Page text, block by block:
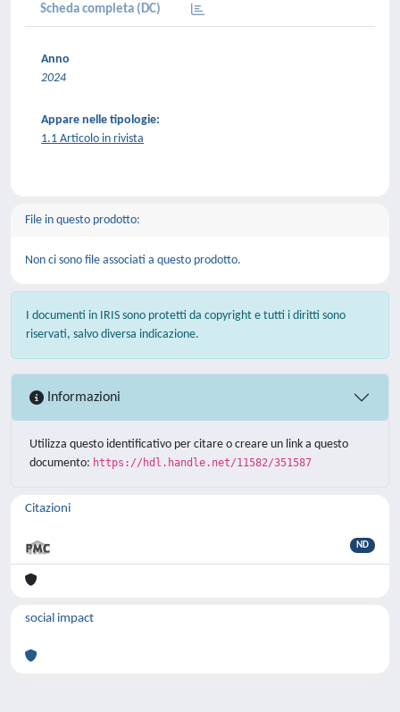
Scheda completa (DC)
Anno
2024
Appare nelle tipologie:
1.1 Articolo in rivista
File in questo prodotto:
Non ci sono file associati a questo prodotto.
I documenti in IRIS sono protetti da copyright e tutti i diritti sono
riservati, salvo diversa indicazione.
Informazioni
Utilizza questo identificativo per citare o creare un link a questo
documento: https://hdl.handle.net/11582/351587
Citazioni
ND
social impact